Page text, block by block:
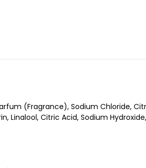
(Fragrance), Sodium Chloride,
Citric Acid, Sodium Hydroxide,